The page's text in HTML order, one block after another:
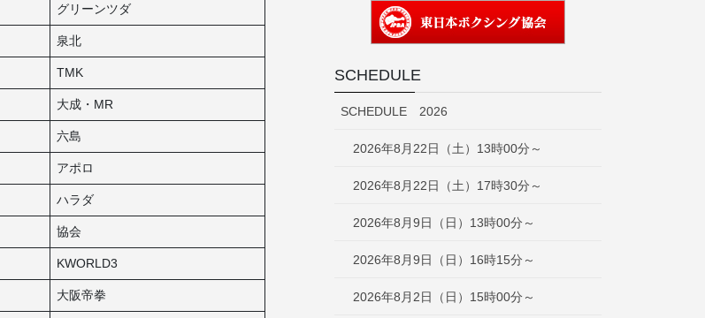
グリーンツダ
泉北
TMK
大成・MR
六島
アポロ
ハラダ
協会
KWORLD3
大阪帝拳
SCHEDULE
SCHEDULE 2026
2026年8月22日（土）13時00分～
2026年8月22日（土）17時30分～
2026年8月9日（日）13時00分～
2026年8月9日（日）16時15分～
2026年8月2日（日）15時00分～